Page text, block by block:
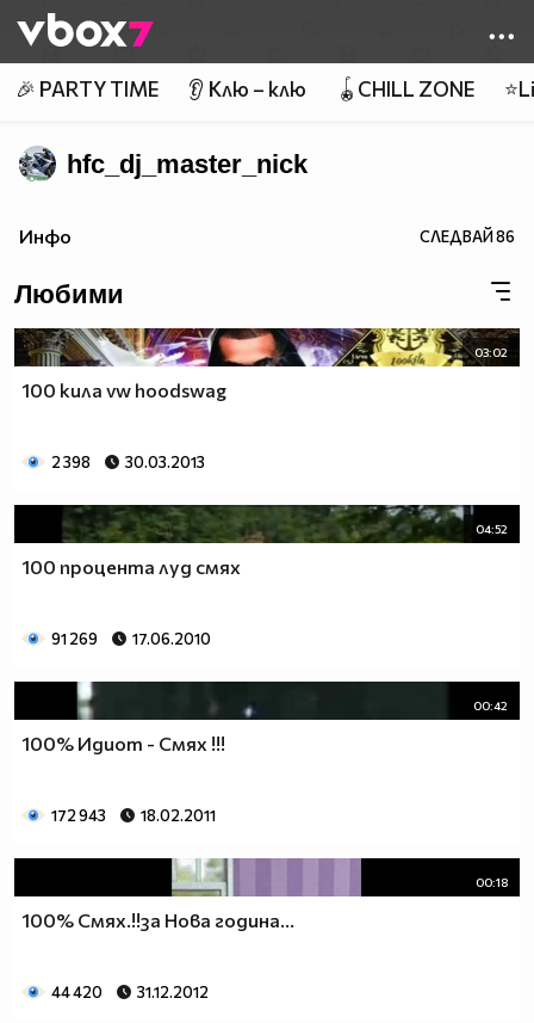
👾
🎉 PARTY TIME 👂 Клю – клю 🪀CHILL ZONE
hfc_dj_master_nick
Инфо СЛЕДВАЙ86
Любими
03:02
100 кила vw hoodswag
2 398 30.03.2013
04:52
100 процента луд смях
91 269 17.06.2010
00:42
100% Идиот - Смях !!!
172 943 18.02.2011
00:18
100% Смях.!!за Нова година...
44 420 31.12.2012